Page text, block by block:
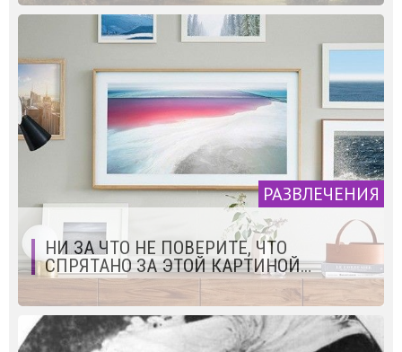
РАЗВЛЕЧЕНИЯ
НИ ЗА ЧТО НЕ ПОВЕРИТЕ, ЧТО
СПРЯТАНО ЗА ЭТОЙ КАРТИНОЙ…